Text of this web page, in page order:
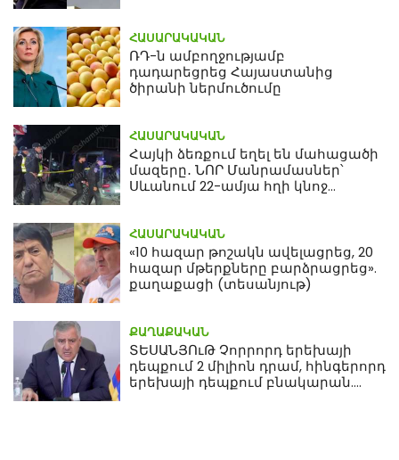
ՀԱՍԱՐԱԿԱԿԱՆ
ՌԴ-ն ամբողջությամբ
դադարեցրեց Հայաստանից
ծիրանի ներմուծումը
ՀԱՍԱՐԱԿԱԿԱՆ
Հայկի ձեռքում եղել են մահացածի
մազերը․ ՆՈՐ Մանրամասներ՝
Սևանում 22-ամյա հղի կնոջ
ՀԱՍԱՐԱԿԱԿԱՆ
«10 հազար թոշակն ավելացրեց, 20
հազար մթերքները բարձրացրեց».
քաղաքացի (տեսանյութ)
ՔԱՂԱՔԱԿԱՆ
ՏԵՍԱՆՅՈւԹ Չորրորդ երեխայի
դեպքում 2 միլիոն դրամ, հինգերորդ
երեխայի դեպքում բնակարան.